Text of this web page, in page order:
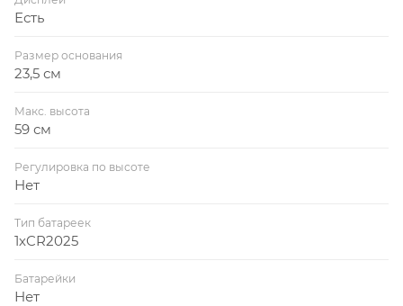
Есть
Размер основания
23,5 см
Макс. высота
59 см
Регулировка по высоте
Нет
Тип батареек
1хCR2025
Батарейки
Нет